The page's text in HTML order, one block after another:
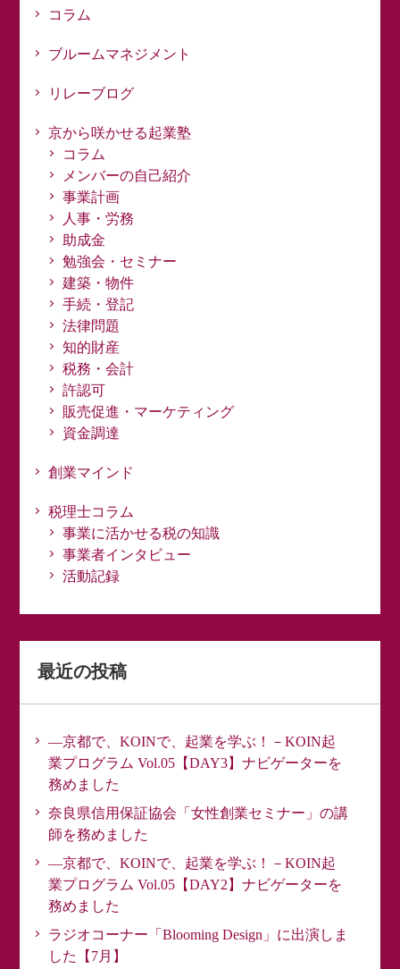
コラム
ブルームマネジメント
リレーブログ
京から咲かせる起業塾
コラム
メンバーの自己紹介
事業計画
人事・労務
助成金
勉強会・セミナー
建築・物件
手続・登記
法律問題
知的財産
税務・会計
許認可
販売促進・マーケティング
資金調達
創業マインド
税理士コラム
事業に活かせる税の知識
事業者インタビュー
活動記録
最近の投稿
―京都で、KOINで、起業を学ぶ！－KOIN起
業プログラム Vol.05【DAY3】ナビゲーターを
務めました
奈良県信用保証協会「女性創業セミナー」の講
師を務めました
―京都で、KOINで、起業を学ぶ！－KOIN起
業プログラム Vol.05【DAY2】ナビゲーターを
務めました
ラジオコーナー「Blooming Design」に出演しま
した【7月】